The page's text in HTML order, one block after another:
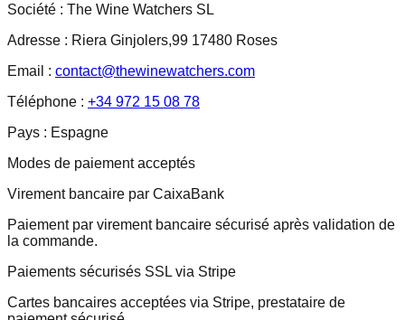
Société : The Wine Watchers SL
Adresse : Riera Ginjolers,99 17480 Roses
Email : contact@thewinewatchers.com
Téléphone : +34 972 15 08 78
Pays : Espagne
Modes de paiement acceptés
Virement bancaire par CaixaBank
Paiement par virement bancaire sécurisé après validation de
la commande.
Paiements sécurisés SSL via Stripe
Cartes bancaires acceptées via Stripe, prestataire de